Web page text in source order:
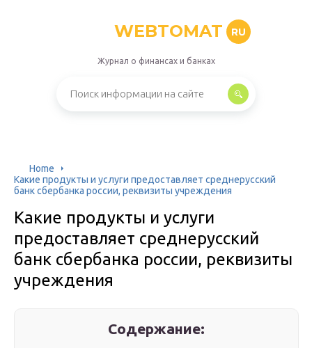
WEBTOMAT RU
Журнал о финансах и банках
Home
Какие продукты и услуги предоставляет среднерусский
банк сбербанка россии, реквизиты учреждения
Какие продукты и услуги
предоставляет среднерусский
банк сбербанка россии, реквизиты
учреждения
Содержание: